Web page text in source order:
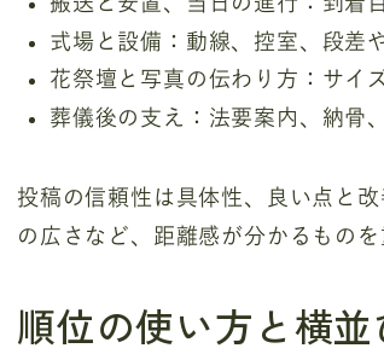
式場と設備：動線、控室、段差
花祭壇と写真の伝わり方：サイ
葬儀後の支え：法要案内、納骨
投稿の信頼性は具体性、良い点と
の広さなど、距離感が分かるものを
順位の使い方と横